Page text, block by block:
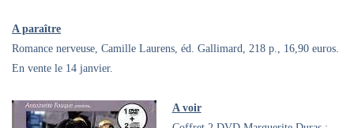
A paraître
Romance nerveuse, Camille Laurens, éd. Gallimard, 218 p., 16,90 euros.
En vente le 14 janvier.
A voir